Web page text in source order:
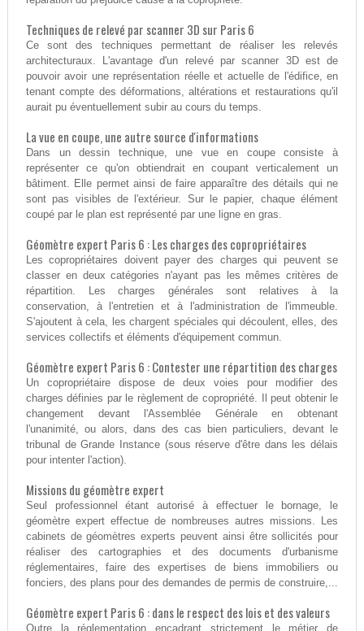
Techniques de relevé par scanner 3D sur Paris 6
Ce sont des techniques permettant de réaliser les relevés
architecturaux. L'avantage d'un relevé par scanner 3D est de
pouvoir avoir une représentation réelle et actuelle de l'édifice, en
tenant compte des déformations, altérations et restaurations qu'il
aurait pu éventuellement subir au cours du temps.
La vue en coupe, une autre source d'informations
Dans un dessin technique, une vue en coupe consiste à
représenter ce qu'on obtiendrait en coupant verticalement un
bâtiment. Elle permet ainsi de faire apparaître des détails qui ne
sont pas visibles de l'extérieur. Sur le papier, chaque élément
coupé par le plan est représenté par une ligne en gras.
Géomètre expert Paris 6 : Les charges des copropriétaires
Les copropriétaires doivent payer des charges qui peuvent se
classer en deux catégories n'ayant pas les mêmes critères de
répartition. Les charges générales sont relatives à la
conservation, à l'entretien et à l'administration de l'immeuble.
S'ajoutent à cela, les chargent spéciales qui découlent, elles, des
services collectifs et éléments d'équipement commun.
Géomètre expert Paris 6 : Contester une répartition des charges
Un copropriétaire dispose de deux voies pour modifier des
charges définies par le règlement de copropriété. Il peut obtenir le
changement devant l'Assemblée Générale en obtenant
l'unanimité, ou alors, dans des cas bien particuliers, devant le
tribunal de Grande Instance (sous réserve d'être dans les délais
pour intenter l'action).
Missions du géomètre expert
Seul professionnel étant autorisé à effectuer le bornage, le
géomètre expert effectue de nombreuses autres missions. Les
cabinets de géomètres experts peuvent ainsi être sollicités pour
réaliser des cartographies et des documents d'urbanisme
réglementaires, faire des expertises de biens immobiliers ou
fonciers, des plans pour des demandes de permis de construire,...
Géomètre expert Paris 6 : dans le respect des lois et des valeurs
Outre la réglementation encadrant strictement le métier de